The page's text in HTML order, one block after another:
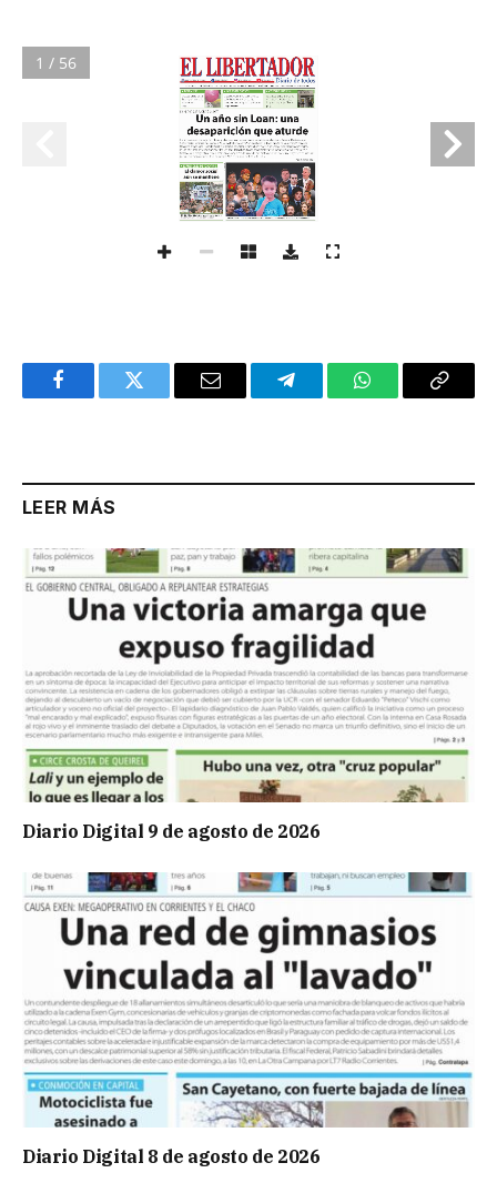
1 / 56
FacebookTwitter Email TelegramWhatsAppCopy
LEER MÁS
Diario Digital 9 de agosto de 2026
Diario Digital 8 de agosto de 2026